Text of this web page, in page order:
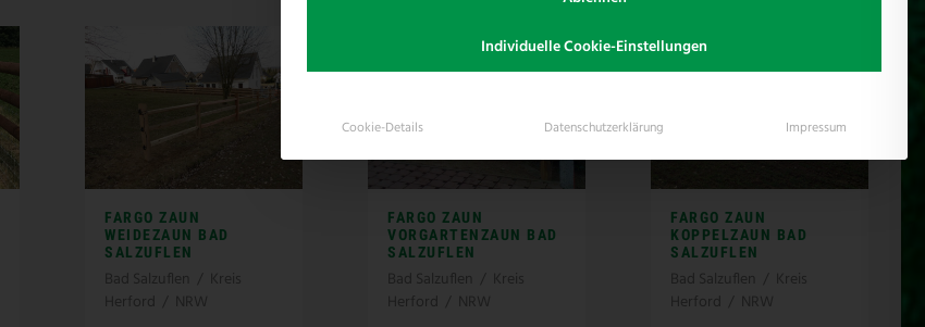
FARGO ZAUN
WEIDEZAUN BAD
SALZUFLEN
Bad Salzuflen
Kreis
Herford
NRW
FARGO ZAUN
VORGARTENZAUN BAD
SALZUFLEN
Bad Salzuflen
Kreis
Herford
NRW
FARGO ZAUN
KOPPELZAUN BAD
SALZUFLEN
Bad Salzuflen
Kreis
Herford
NRW
Individuelle Cookie-Einstellungen
Cookie-Details Datenschutzerklärung Impressum